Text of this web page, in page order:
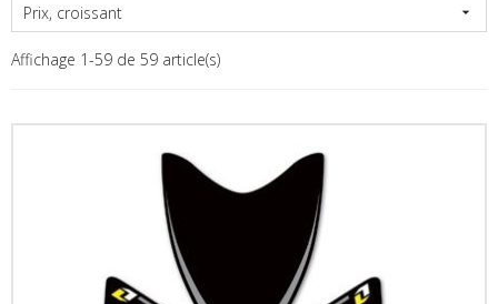
Prix, croissant 
Affichage 1-59 de 59 article(s)